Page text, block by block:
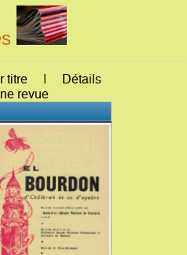
titre | Détails
revue